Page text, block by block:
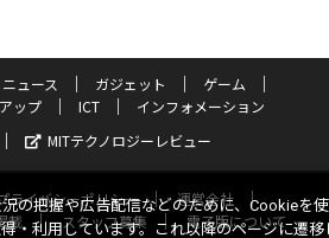
ニュース ガジェット
ゲーム
ップ ICT
インフォメーション
MITテクノロジーレビュー
ライバシーポリシー
運営会社
載 スタッフ募集
電子版について
の把握や広告配信などのために、Cookieを
・利用しています。これ以降のページに遷移